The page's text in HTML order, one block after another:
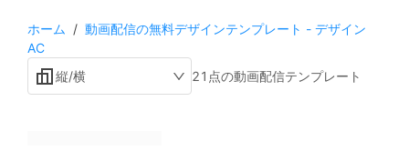
ホーム / 動画配信の無料デザインテンプレート - デザイン
AC
縦/横
21点の動画配信テンプレート